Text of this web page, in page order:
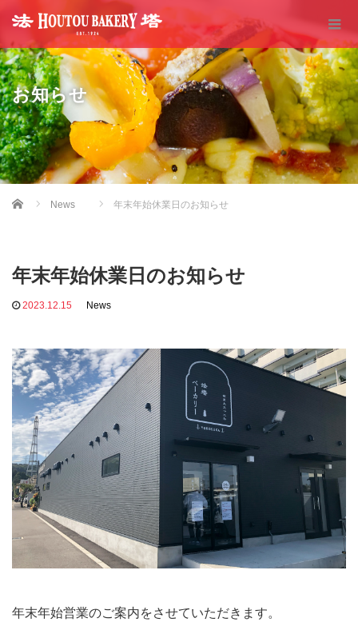
お知らせ
Home News 年末年始休業日のお知らせ
年末年始休業日のお知らせ
2023.12.15 News
年末年始営業のご案内をさせていただきます。